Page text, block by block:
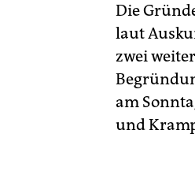
Die
laut
zwei
am
und